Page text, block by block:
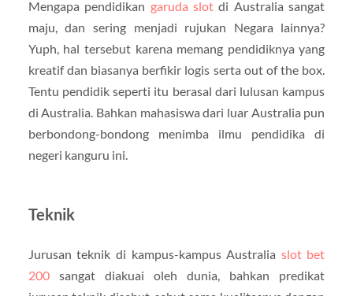
Mengapa pendidikan garuda slot di Australia sangat
maju, dan sering menjadi rujukan Negara lainnya?
Yuph, hal tersebut karena memang pendidiknya yang
kreatif dan biasanya berfikir logis serta out of the box.
Tentu pendidik seperti itu berasal dari lulusan kampus
di Australia. Bahkan mahasiswa dari luar Australia pun
berbondong-bondong menimba ilmu pendidika di
negeri kanguru ini.
Teknik
Jurusan teknik di kampus-kampus Australia slot bet
200sangat diakuai oleh dunia, bahkan predikat